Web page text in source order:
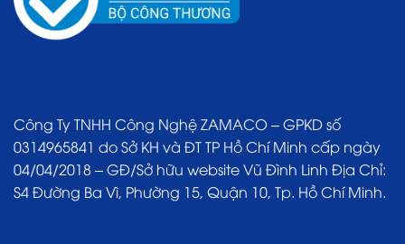
Công Ty TNHH Công Nghệ ZAMACO – GPKD số
0314965841 do Sở KH và ĐT TP Hồ Chí Minh cấp ngày
04/04/2018 – GĐ/Sở hữu website Vũ Đình Linh Địa Chỉ:
S4 Đường Ba Vì, Phường 15, Quận 10, Tp. Hồ Chí Minh.